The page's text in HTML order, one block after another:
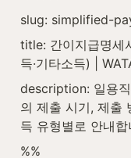
slug: simplified-
title: 간이지급명세
득·기타소득) |
description: 일용직
의 제출 시기, 제출
득 유형별로 안내합
%%